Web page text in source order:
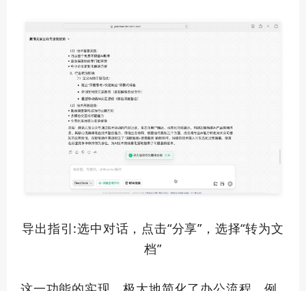
导出指引:选中对话，点击“分享”，选择“转为文
档”